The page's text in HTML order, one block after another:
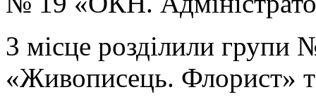
3 місце розділили
«Живописець. Флорист»